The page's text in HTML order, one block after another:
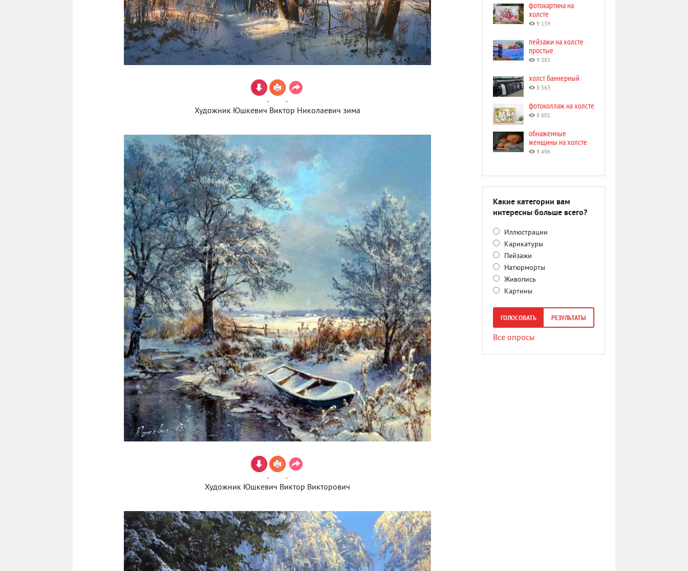
Художник Юшкевич Виктор Николаевич зима
Художник Юшкевич Виктор Викторович
фотокартина на
холсте
9 159
пейзажи на холсте
простые
9 383
холст баннерный
8 563
фотоколлаж на холсте
8 601
обнаженные
женщины на холсте
9 496
Какие категории вам
интересны больше всего?
Иллюстрации
Карикатуры
Пейзажи
Натюрморты
Живопись
Картины
ГОЛОСОВАТЬ РЕЗУЛЬТАТЫ
Все опросы